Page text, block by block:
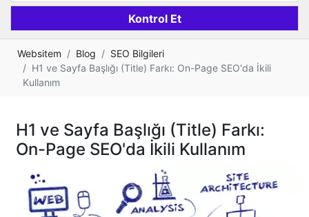
Websitem Blog
SEO Bilgileri
H1 ve Sayfa Başlığı (Title) Farkı: On-Page SEO'da İkili
Kullanım
H1 ve Sayfa Başlığı (Title) Farkı:
On-Page SEO'da İkili Kullanım